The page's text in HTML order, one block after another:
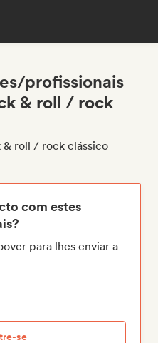
profissionais
& roll / rock
& roll / rock clássico
com estes
para lhes enviar a
se